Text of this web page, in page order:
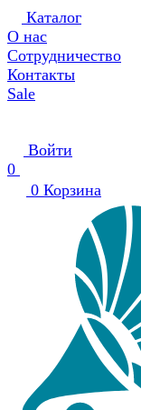
Каталог
О нас
Сотрудничество
Контакты
Sale
Войти
0
0 Корзина